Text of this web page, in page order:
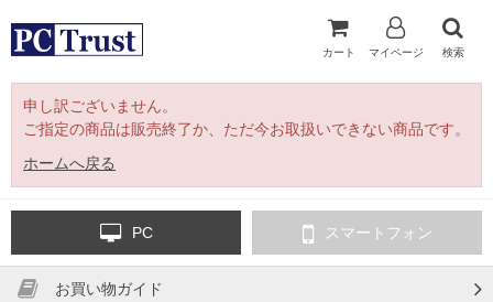
カート マイページ 検索
申し訳ございません。
ご指定の商品は販売終了か、ただ今お取扱いできない商品です。
ホームへ戻る
PC スマートフォン
お買い物ガイド